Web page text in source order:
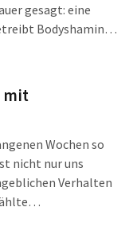
gesagt: eine
Bodyshaming
und Sachsen
mit
Wochen so
nicht nur uns
Verhalten
Thomas Feist